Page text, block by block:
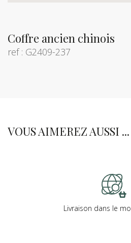
Coffre ancien chinois
ref : G2409-237
VOUS AIMEREZ AUSSI ...
Livraison dans le